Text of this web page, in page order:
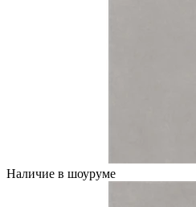
Наличие в шоуруме